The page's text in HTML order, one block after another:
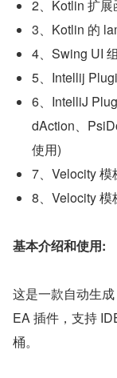
2、Kotlin 扩展
3、Kotlin 的
4、Swing UI
5、Intellij
6、IntelliJ
dAction、
使用)
7、Velocity 模
8、Velocity 模
基本介绍和使用:
这是一款自动生
EA 插件，支持
桶。